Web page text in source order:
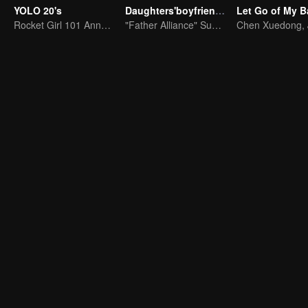
YOLO 20's
Rocket Girl 101 Annotates Youth Attitude
Daughters'boyfriends
"Father Alliance" Superstar is coming